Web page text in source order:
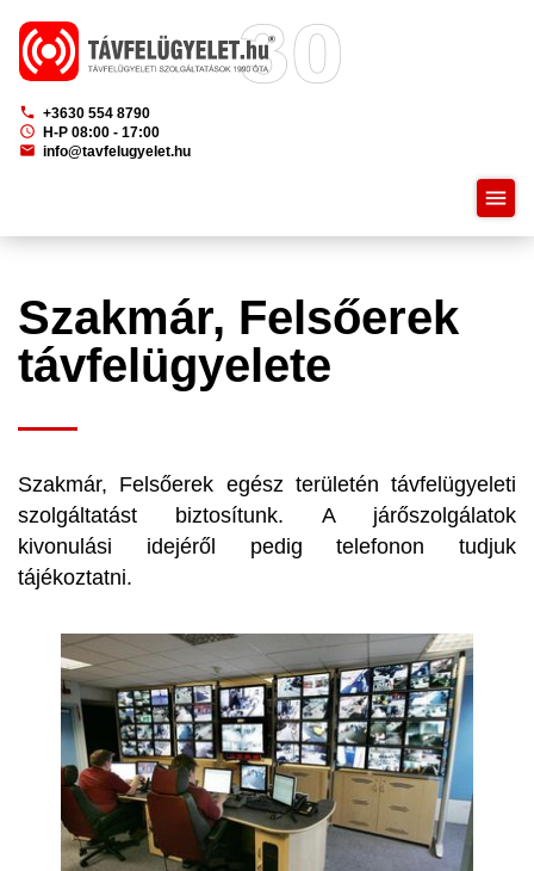
phone +3630 554 8790
schedule
H-P 08:00 - 17:00
mail info@tavfelugyelet.hu
menu
Szakmár, Felsőerek
távfelügyelete
Szakmár, Felsőerek egész területén távfelügyeleti
szolgáltatást biztosítunk. A járőszolgálatok
kivonulási idejéről pedig telefonon tudjuk
tájékoztatni.